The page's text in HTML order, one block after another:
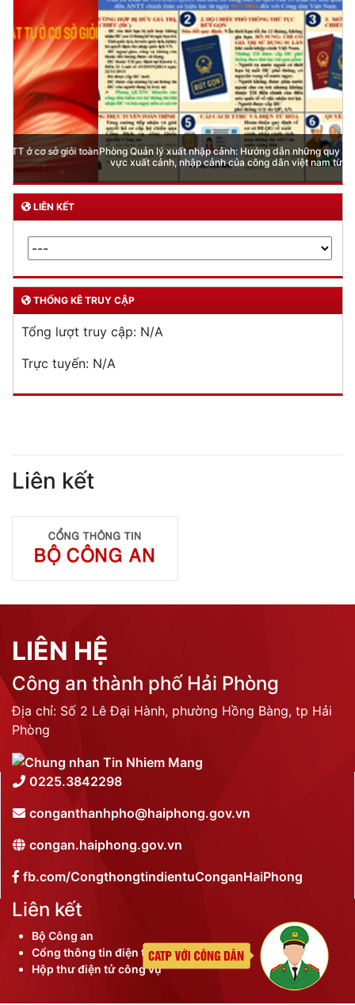
Phòng Quản lý xuất nhập cảnh: Hướng dẫn những quy định mới trong lĩnh
vực xuất cảnh, nhập cảnh của công dân việt nam từ ngày 01/7/2026
LIÊN KẾT
THỐNG KÊ TRUY CẬP
Tổng lượt truy cập: N/A
Trực tuyến: N/A
Liên kết
LIÊN HỆ
Công an thành phố Hải Phòng
Địa chỉ: Số 2 Lê Đại Hành, phường Hồng Bàng, tp Hải
Phòng
0225.3842298
conganthanhpho@haiphong.gov.vn
congan.haiphong.gov.vn
fb.com/CongthongtindientuConganHaiPhong
Liên kết
Bộ Công an
Cổng thông tin điện tử thành phố
Hộp thư điện tử công vụ